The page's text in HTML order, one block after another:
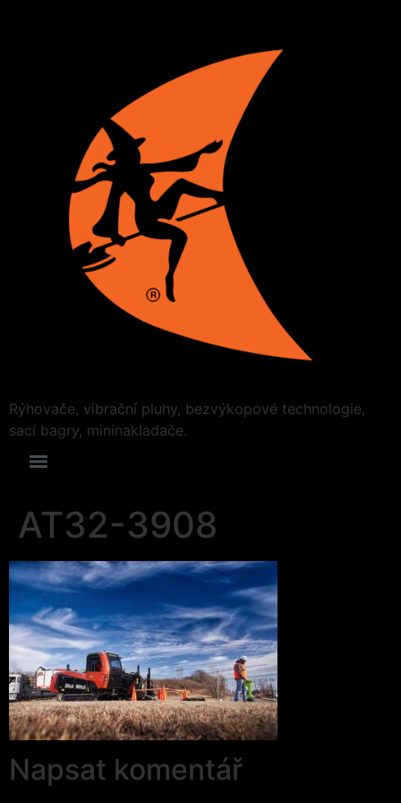
Rýhovače, vibrační pluhy, bezvýkopové technologie,
sací bagry, mininakladače.
AT32-3908
Napsat komentář